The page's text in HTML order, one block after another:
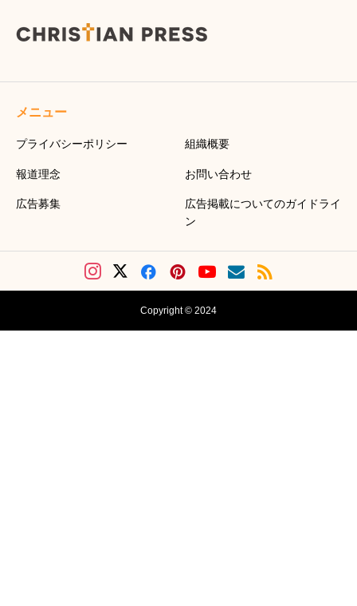
メニュー
プライバシーポリシー 組織概要
報道理念 お問い合わせ
広告募集
広告掲載についてのガイドライ
ン
Copyright © 2024